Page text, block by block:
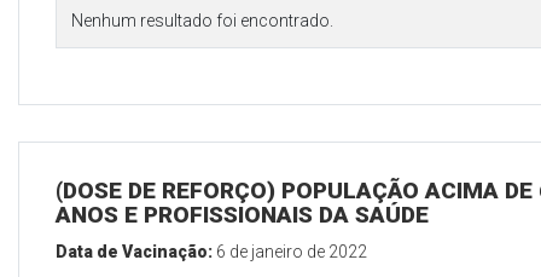
Nenhum resultado foi encontrado.
(DOSE DE REFORÇO) POPULAÇÃO ACIMA DE
ANOS E PROFISSIONAIS DA SAÚDE
Data de Vacinação: 6 de janeiro de 2022